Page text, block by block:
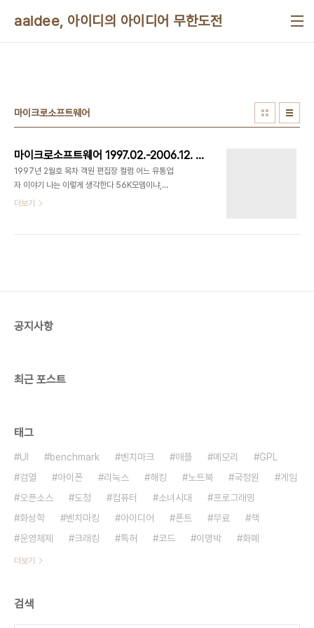
aaidee, 아이디의 아이디어 무한도전
마이크로소프트웨어
마이크로소프트웨어 1997.02.-2006.12. 목차
1997년 2월호 목차 객원 편집장 컬럼 어느 유통업
자 이야기 나는 이렇게 생각한다 56K모뎀이냐,
ISDN이냐 독자의 소리 마소 열람실 내가선택한책
C파워 프로그래밍-신문 검색 시스템, NRS[1]
더보기
공지사항
최근 포스트
태그
UI benchmark 벤치마크 애플 메모리
GPL
검열
아이폰 리눅스 해킹 노트북 국정원
게임
오픈소스
도청 컴퓨터 소녀시대
프로그래밍
화성학
벤치마킹 아이디어 폰트 무료
책
운영체제
크래킹 특허 코드 이명박 화폐
더보기
검색